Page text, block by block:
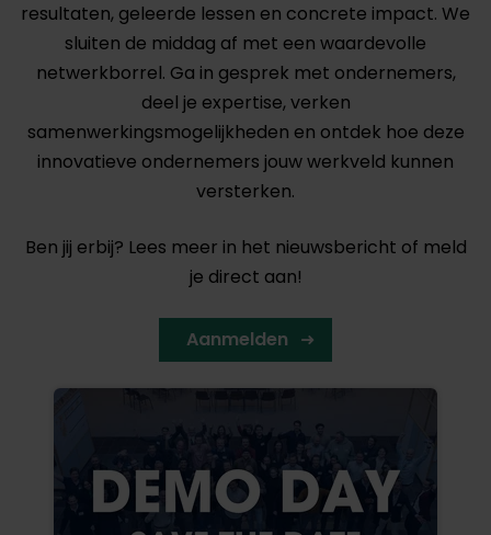
resultaten, geleerde lessen en concrete impact. We
sluiten de middag af met een waardevolle
netwerkborrel. Ga in gesprek met ondernemers,
deel je expertise, verken
samenwerkingsmogelijkheden en ontdek hoe deze
innovatieve ondernemers jouw werkveld kunnen
versterken.
Ben jij erbij? Lees meer in het nieuwsbericht of meld
je direct aan!
Aanmelden